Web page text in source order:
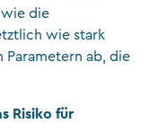
die
wie stark
ab, die
Risiko für